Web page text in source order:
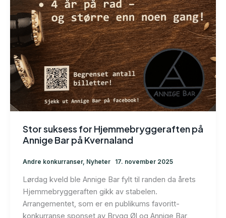
Stor suksess for Hjemmebryggeraften på
Annige Bar på Kvernaland
Andre konkurranser, Nyheter 17. november 2025
Lørdag kveld ble Annige Bar fylt til randen da årets
Hjemmebryggeraften gikk av stabelen.
Arrangementet, som er en publikums favoritt-
konkurranse sponset av Brygg Øl og Annige Bar,